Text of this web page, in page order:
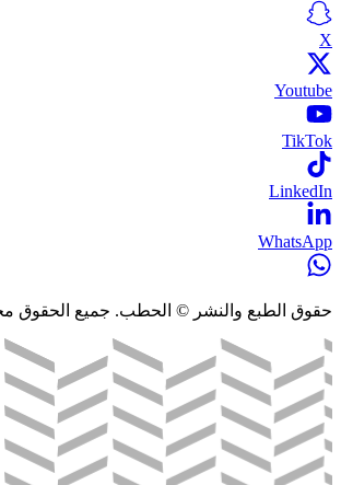
X
Youtube
TikTok
LinkedIn
WhatsApp
حقوق الطبع والنشر © الحطب. جميع الحقوق